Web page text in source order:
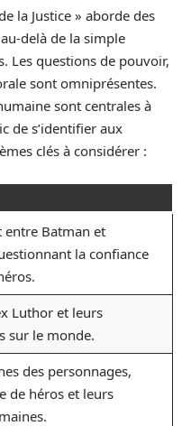
la Justice » aborde des
delà de la simple
Les questions de pouvoir,
sont omniprésentes.
sont centrales à
de s’identifier aux
clés à considérer :
Batman et
la confiance
Luthor et leurs
sur le monde.
des personnages,
de héros et leurs